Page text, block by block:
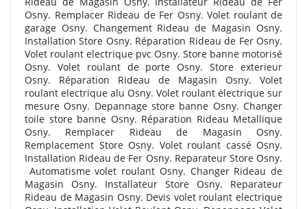
Osny. Remplacer Rideau de Fer Osny. Volet roulant de
garage Osny. Changement Rideau de Magasin Osny.
Installation Store Osny. Réparation Rideau de Fer Osny.
Volet roulant electrique pvc Osny. Store banne motorisé
Osny. Volet roulant de porte Osny. Store exterieur
Osny. Réparation Rideau de Magasin Osny. Volet
roulant electrique alu Osny. Volet roulant électrique sur
mesure Osny. Depannage store banne Osny. Changer
toile store banne Osny. Réparation Rideau Metallique
Osny. Remplacer Rideau de Magasin Osny.
Remplacement Store Osny. Volet roulant cassé Osny.
Installation Rideau de Fer Osny. Reparateur Store Osny.
Automatisme volet roulant Osny. Changer Rideau de
Magasin Osny. Installateur Store Osny. Reparateur
Rideau de Magasin Osny. Devis volet roulant electrique